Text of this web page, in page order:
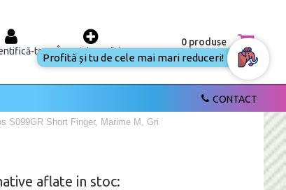
te Înregistrează-te
0 produse
CONTACT
S099GR Short Finger, Marime M, Gri
aflate in stoc:
Profită și tu de cele mai mari reduceri!